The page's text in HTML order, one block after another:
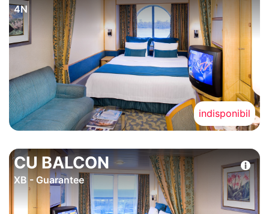
4N
indisponibil
CU BALCON
XB - Guarantee